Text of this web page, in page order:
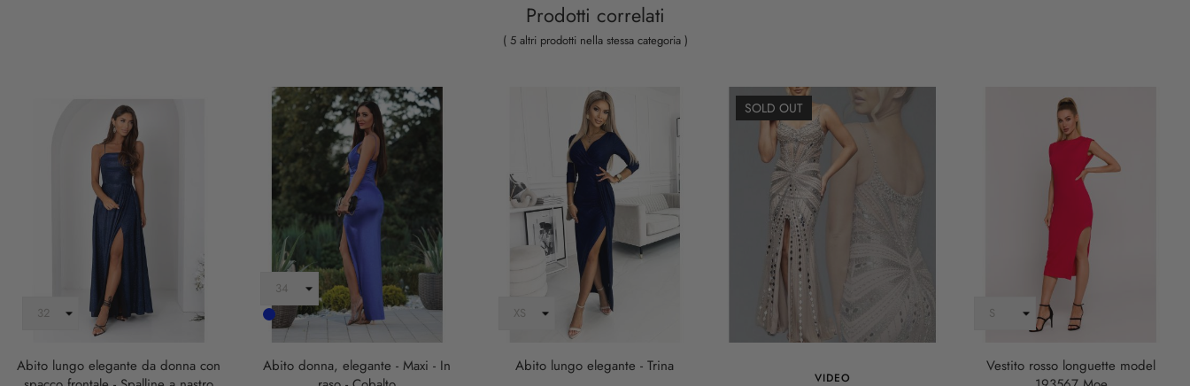
Prodotti correlati
( 5 altri prodotti nella stessa categoria )
Abito lungo elegante da donna con
Cobalto
Abito donna, elegante - Maxi - In
Abito lungo elegante - Trina
SOLD OUT
VIDEO
Vestito rosso longuette model